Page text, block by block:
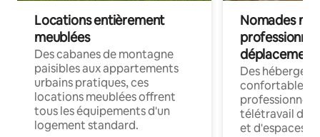
Locations entièrement
meublées
Des cabanes de montagne
paisibles aux appartements
urbains pratiques, ces
locations meublées offrent
tous les équipements d'un
logement standard.
Nomades
déplacement
Des
confortables
professionnels
télétravail
et d'espaces